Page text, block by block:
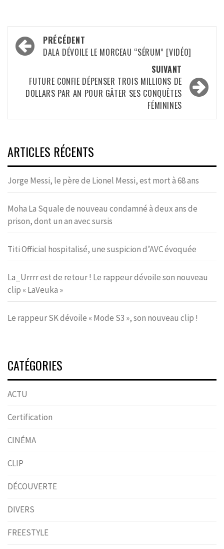
Navigation
d’article
PRÉCÉDENT
DALA DÉVOILE LE MORCEAU “SÉRUM” [VIDÉO]
SUIVANT
FUTURE CONFIE DÉPENSER TROIS MILLIONS DE
DOLLARS PAR AN POUR GÂTER SES CONQUÊTES
FÉMININES
ARTICLES RÉCENTS
Jorge Messi, le père de Lionel Messi, est mort à 68 ans
Moha La Squale de nouveau condamné à deux ans de
prison, dont un an avec sursis
Titi Official hospitalisé, une suspicion d’AVC évoquée
La_Urrrr est de retour ! Le rappeur dévoile son nouveau
clip « LaVeuka »
Le rappeur SK dévoile « Mode S3 », son nouveau clip !
CATÉGORIES
ACTU
Certification
CINÉMA
CLIP
DÉCOUVERTE
DIVERS
FREESTYLE